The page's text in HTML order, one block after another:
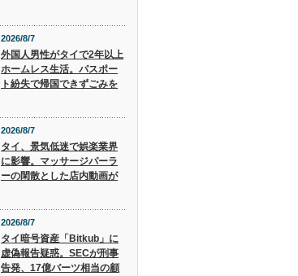
2026/8/7
外国人男性がタイで2年以上
ホームレス生活。パスポー
ト紛失で帰国できずごみを
2026/8/7
タイ、景気低迷で娯楽業界
に影響。マッサージパーラ
ーの閑散とした店内動画が
2026/8/7
タイ暗号資産「Bitkub」に
虚偽報告疑惑。SECが刑事
告発、17億バーツ相当の顧